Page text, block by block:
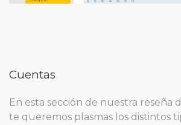
Cuentas
En esta sección de nuestra reseña
te queremos plasmas los distintos